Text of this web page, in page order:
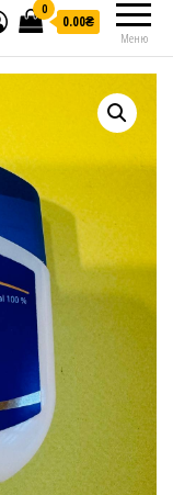
Меню
0
0.00₴